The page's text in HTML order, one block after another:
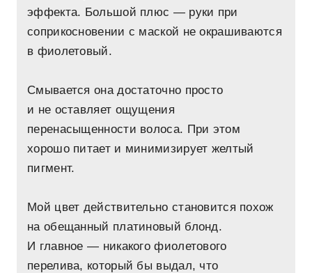
эффекта. Большой плюс — руки при
соприкосновении с маской не окрашиваются
в фиолетовый.
Смывается она достаточно просто
и не оставляет ощущения
перенасыщенности волоса. При этом
хорошо питает и минимизирует желтый
пигмент.
Мой цвет действительно становится похож
на обещанный платиновый блонд.
И главное — никакого фиолетового
перелива, который бы выдал, что